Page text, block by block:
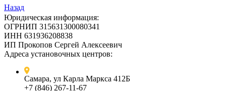
Назад
Юридическая информация:
ОГРНИП 315631300080341
ИНН 631936208838
ИП Прокопов Сергей Алексеевич
Адреса установочных центров:
Самара, ул Карла Маркса 412Б
+7 (846) 267-11-67